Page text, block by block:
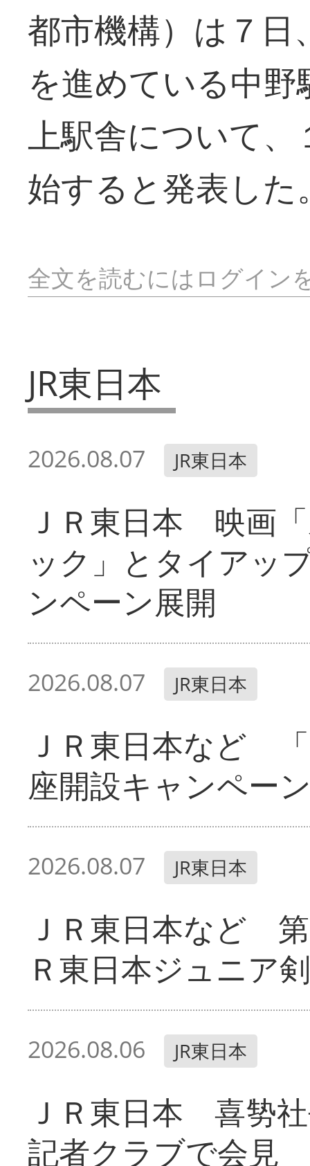
都市機構）は７日
を進めている中
上駅舎について
始すると発表した
全文を読むにはログイン
JR東日本
2026.08.07 JR東日本
ＪＲ東日本 映画
ック」とタイアッ
ンペーン展開
2026.08.07 JR東日本
ＪＲ東日本など
座開設キャンペー
2026.08.07 JR東日本
ＪＲ東日本など
Ｒ東日本ジュニア
2026.08.06 JR東日本
ＪＲ東日本 喜㔟
記者クラブで会見